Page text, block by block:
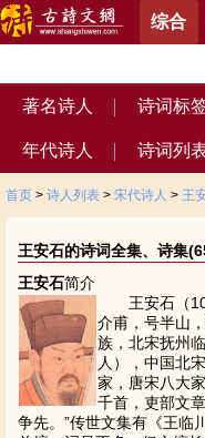
综合
著名诗人 诗词标
年代诗人 诗词列
首页 > 诗人列表 > 宋代诗人 > 王
王安石的诗词全集、诗集
王安石简介
王安石（
介甫，号半山
族，北宋抚州
人），中国北
家，唐宋八大
千首，吏部文
争先。”传世文集有《王临